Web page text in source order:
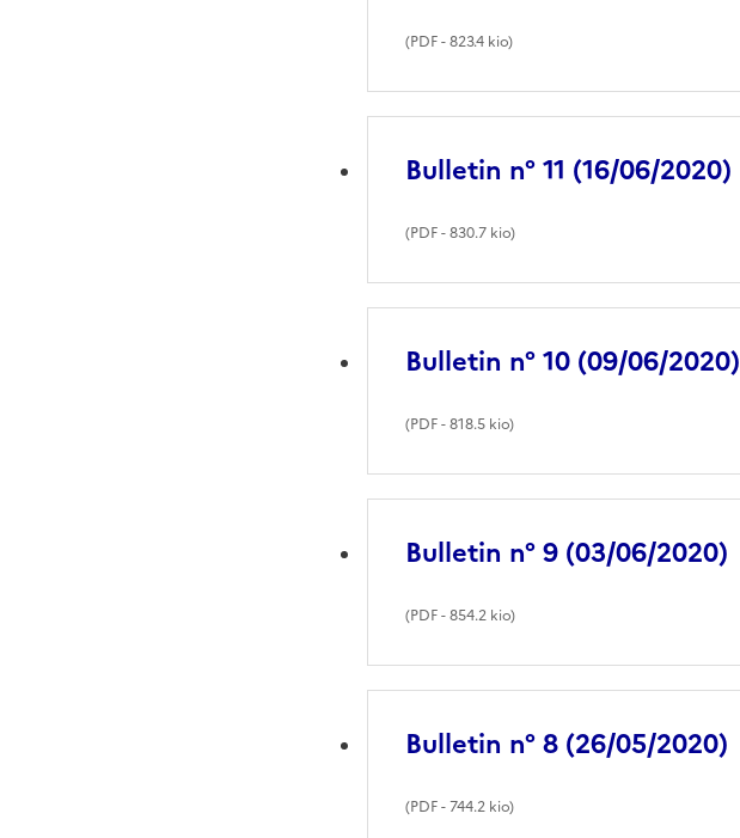
(PDF- 823.4 kio)
Bulletin n° 11 (16/06/2020)
(PDF- 830.7 kio)
Bulletin n° 10 (09/06/2020)
(PDF- 818.5 kio)
Bulletin n° 9 (03/06/2020)
(PDF- 854.2 kio)
Bulletin n° 8 (26/05/2020)
(PDF- 744.2 kio)